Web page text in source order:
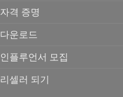
자격 증명
다운로드
인플루언서 모집
리셀러 되기